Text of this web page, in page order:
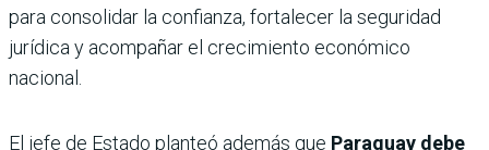
para consolidar la confianza, fortalecer la seguridad
jurídica y acompañar el crecimiento económico
nacional.
El jefe de Estado planteó además que Paraguay debe